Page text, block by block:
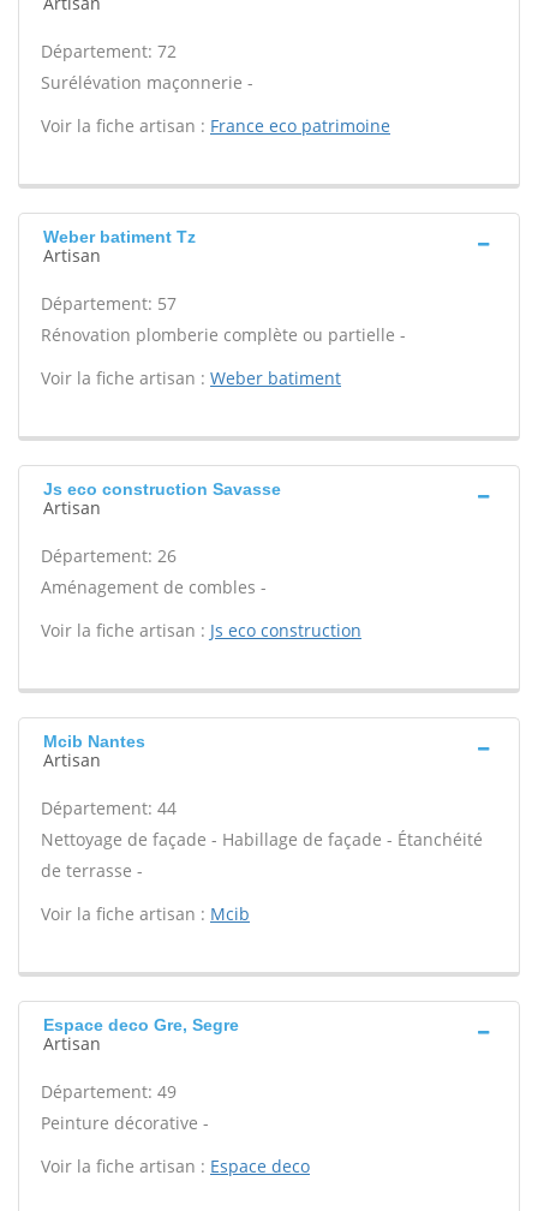
Département: 72
Surélévation maçonnerie -
Voir la fiche artisan : France eco patrimoine
Weber batiment Tz
Artisan
Département: 57
Rénovation plomberie complète ou partielle -
Voir la fiche artisan : Weber batiment
Js eco construction Savasse
Artisan
Département: 26
Aménagement de combles -
Voir la fiche artisan : Js eco construction
Mcib Nantes
Artisan
Département: 44
Nettoyage de façade - Habillage de façade - Étanchéité
de terrasse -
Voir la fiche artisan : Mcib
Espace deco Gre, Segre
Artisan
Département: 49
Peinture décorative -
Voir la fiche artisan : Espace deco